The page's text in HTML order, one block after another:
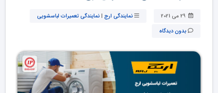
نمایندگی ارج |نمایندگی تعمیرات لباسشویی
بدون دیدگاه